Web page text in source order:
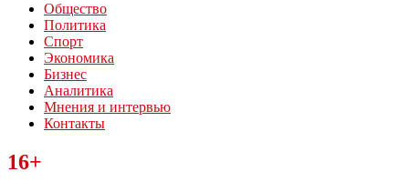
Общество
Политика
Спорт
Экономика
Бизнес
Аналитика
Мнения и интервью
Контакты
Читайте последние новости дня в Тульской области на сайте
“ЗаНовомосковск”
16+